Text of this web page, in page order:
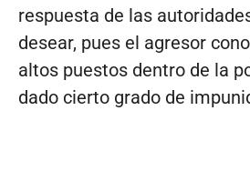
respuesta de las
desear, pues el agresor
altos puestos dentro de la
dado cierto grado de